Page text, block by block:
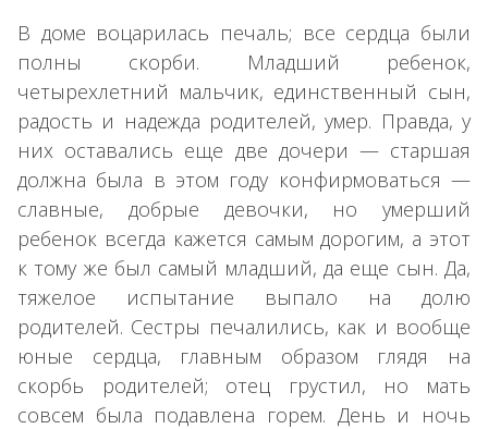
В доме воцарилась печаль; все сердца были
полны скорби. Младший ребенок,
четырехлетний мальчик, единственный сын,
радость и надежда родителей, умер. Правда, у
них оставались еще две дочери — старшая
должна была в этом году конфирмоваться —
славные, добрые девочки, но умерший
ребенок всегда кажется самым дорогим, а этот
к тому же был самый младший, да еще сын. Да,
тяжелое испытание выпало на долю
родителей. Сестры печалились, как и вообще
юные сердца, главным образом глядя на
скорбь родителей; отец грустил, но мать
совсем была подавлена горем. День и ночь